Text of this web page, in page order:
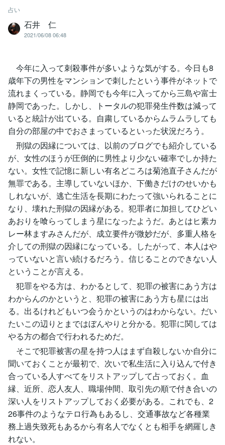
占い
石井 仁
2021/06/08 06:48
今年に入って刺殺事件が多いような気がする。今日も8
歳年下の男性をマンションで刺したという事件がネットで
流れまくっている。静岡でも今年に入ってから三島や富士
静岡であった。しかし、トータルの犯罪発生件数は減って
いると統計が出ている。自粛しているからムラムラしても
自分の部屋の中でおさまっているといった状況だろう。
刑獄の因縁については、以前のブログでも紹介している
が、女性のほうが圧倒的に男性より少ない確率でしか持た
ない。女性で記憶に新しい有名どころは菊池直子さんだが
無罪である。主導していないほか、下働きだけのせいかも
しれないが、逃亡生活を長期にわたって強いられることに
なり、壊れた刑獄の因縁がある。犯罪者に加担してひどい
あおりを喰らってしまう星になったようだ。あとはヒ素カ
レー林ますみさんだが、成立要件が微妙だが、多重人格を
介しての刑獄の因縁になっている。したがって、本人はや
っていないと言い続けるだろう。信じることのできない人
ということが言える。
犯罪をやる方は、わかるとして、犯罪の被害にあう方は
わからんのかというと、犯罪の被害にあう方も星には出
る。出るけれどもいつ会うかというのはわからない。だい
たいこの辺りとまではぼんやりと分かる。犯罪に関しては
やる方の都合で行われるためだ。
そこで犯罪被害の星を持つ人はまず自殺しないか自分に
聞いておくことが最初で、次いで私生活に入り込んで付き
合っている人すべてをリストアップして占っておく。血
縁、近所、恋人友人、職場仲間、取引先の順で付き合いの
深い人をリストアップしておく必要がある。これでも、2
26事件のようなテロ行為もあるし、交通事故など各種業
務上過失致死もあるから有名人でなくとも相手を網羅しき
れない。